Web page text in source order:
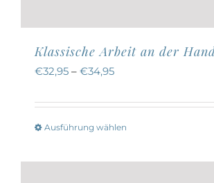
Klassische Arbeit an der
€32,95 – €34,95
Ausführung wählen